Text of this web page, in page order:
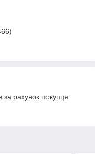
рахунок покупця